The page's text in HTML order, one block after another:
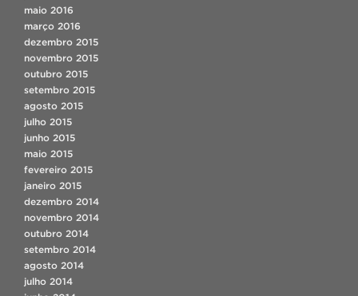
maio 2016
março 2016
dezembro 2015
novembro 2015
outubro 2015
setembro 2015
agosto 2015
julho 2015
junho 2015
maio 2015
fevereiro 2015
janeiro 2015
dezembro 2014
novembro 2014
outubro 2014
setembro 2014
agosto 2014
julho 2014